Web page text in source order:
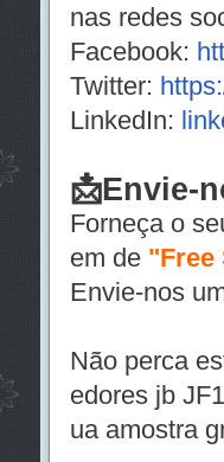
nas redes
Facebook:
Twitter:
LinkedIn:
📩Envie-
Forneça o
em de "Free
Envie-nos
Não perca
edores jb
ua amostra